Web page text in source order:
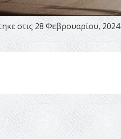
στις 28 Φεβρουαρίου, 2024